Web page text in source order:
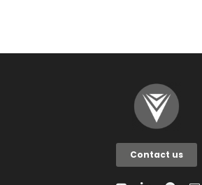
Contact us